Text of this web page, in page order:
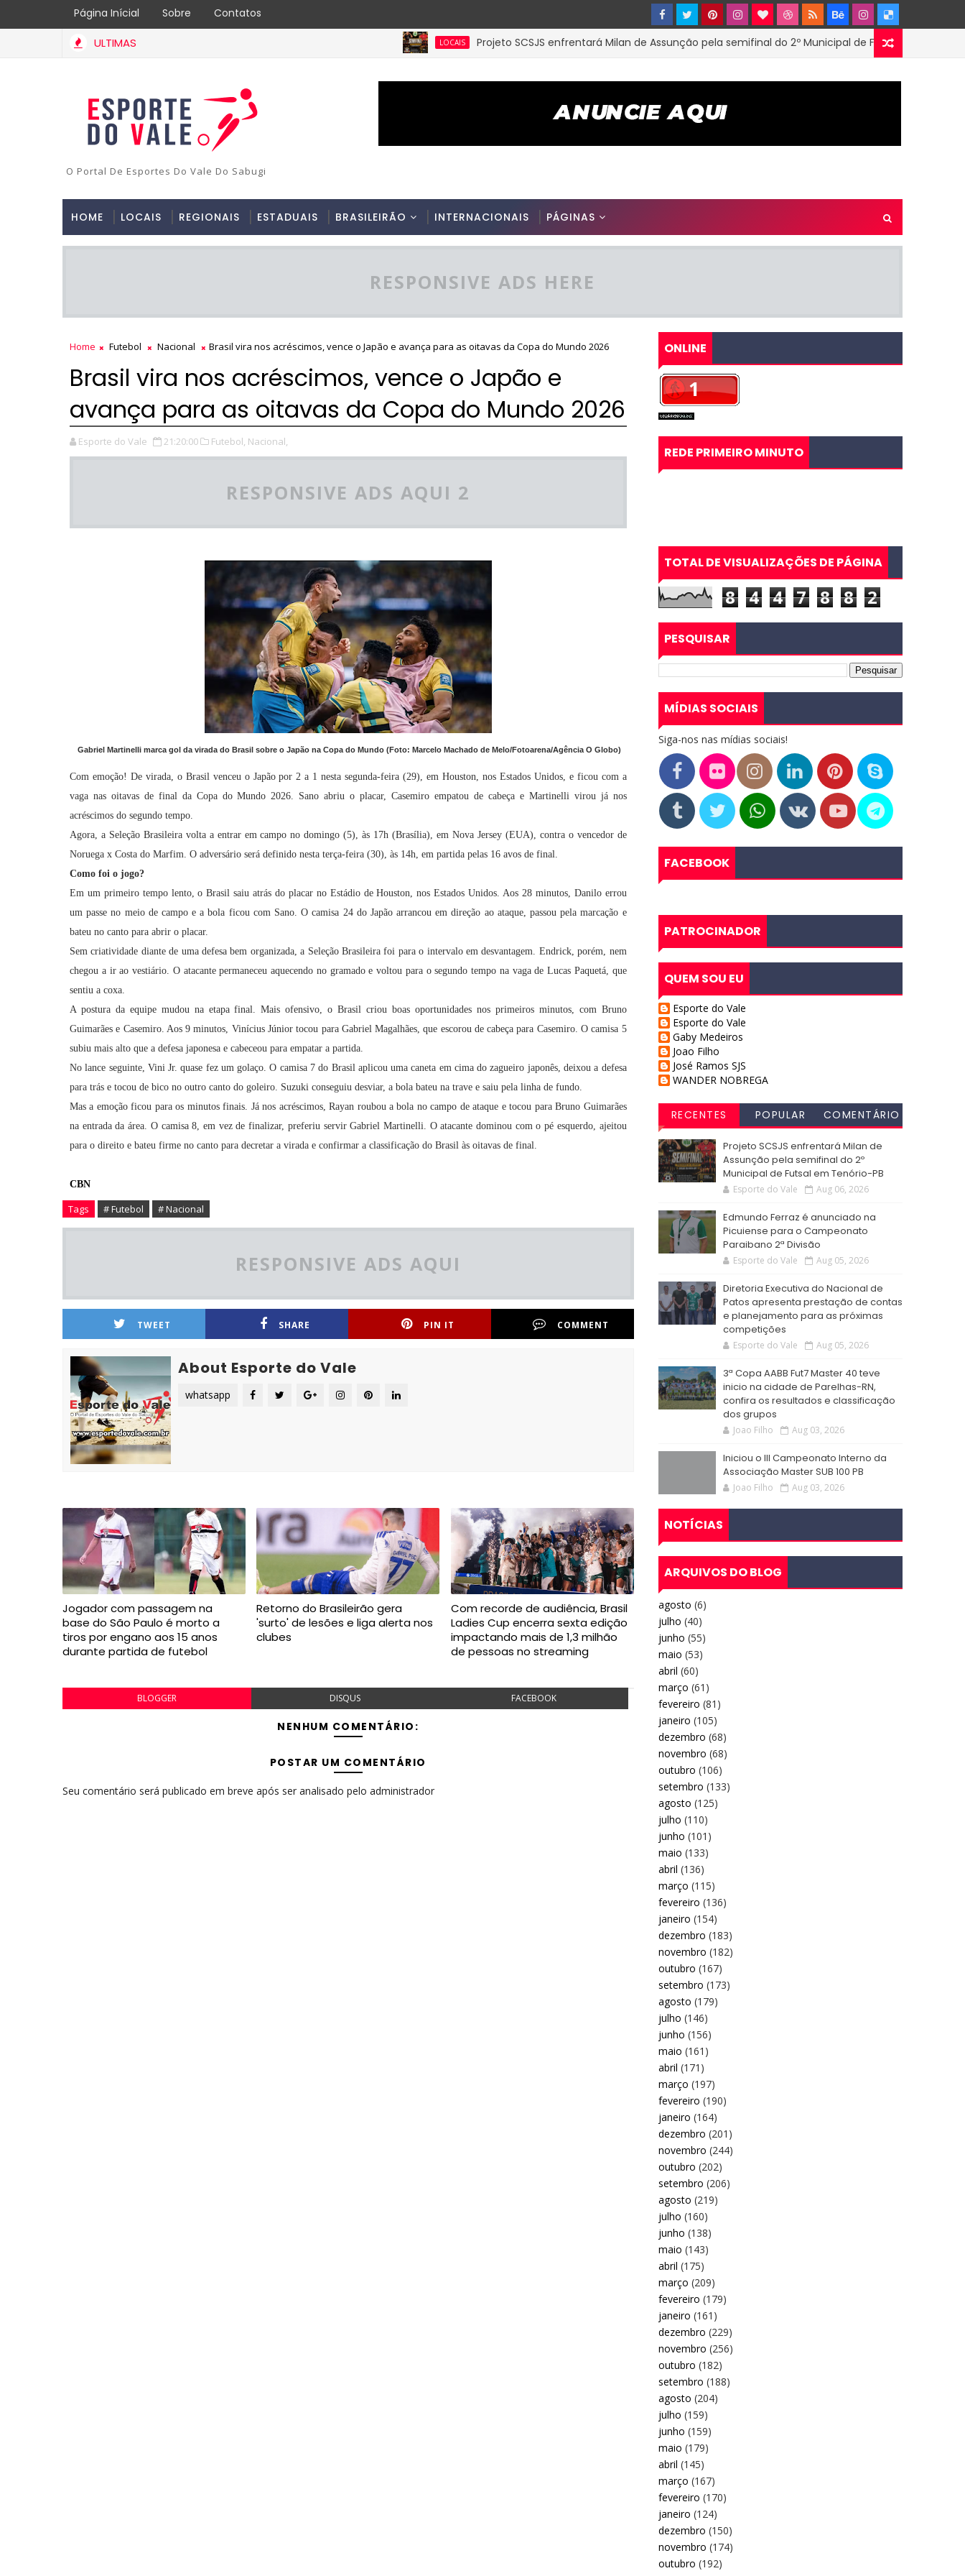
Página Inícial Sobre Contatos
ULTIMAS LOCAIS Projeto SCSJS enfrentará Milan de Assunção pela semifinal do 2º Municipal de Futsal em Tenório-PB
O Portal De Esportes Do Vale Do Sabugi
HOME LOCAIS REGIONAIS ESTADUAIS BRASILEIRÃO INTERNACIONAIS PÁGINAS
RESPONSIVE ADS HERE
Home Futebol Nacional Brasil vira nos acréscimos, vence o Japão e avança para as oitavas da Copa do Mundo 2026
Brasil vira nos acréscimos, vence o Japão e
avança para as oitavas da Copa do Mundo 2026
Esporte do Vale 21:20:00 Futebol, Nacional,
RESPONSIVE ADS AQUI 2
Gabriel Martinelli marca gol da virada do Brasil sobre o Japão na Copa do Mundo (Foto: Marcelo Machado de Melo/Fotoarena/Agência O Globo)
Com emoção! De virada, o Brasil venceu o Japão por 2 a 1 nesta segunda-feira (29), em Houston, nos Estados Unidos, e ficou com a
vaga nas oitavas de final da Copa do Mundo 2026. Sano abriu o placar, Casemiro empatou de cabeça e Martinelli virou já nos
acréscimos do segundo tempo.
Agora, a Seleção Brasileira volta a entrar em campo no domingo (5), às 17h (Brasília), em Nova Jersey (EUA), contra o vencedor de
Noruega x Costa do Marfim. O adversário será definido nesta terça-feira (30), às 14h, em partida pelas 16 avos de final.
Como foi o jogo?
Em um primeiro tempo lento, o Brasil saiu atrás do placar no Estádio de Houston, nos Estados Unidos. Aos 28 minutos, Danilo errou
um passe no meio de campo e a bola ficou com Sano. O camisa 24 do Japão arrancou em direção ao ataque, passou pela marcação e
bateu no canto para abrir o placar.
Sem criatividade diante de uma defesa bem organizada, a Seleção Brasileira foi para o intervalo em desvantagem. Endrick, porém, nem
chegou a ir ao vestiário. O atacante permaneceu aquecendo no gramado e voltou para o segundo tempo na vaga de Lucas Paquetá, que
sentiu a coxa.
A postura da equipe mudou na etapa final. Mais ofensivo, o Brasil criou boas oportunidades nos primeiros minutos, com Bruno
Guimarães e Casemiro. Aos 9 minutos, Vinícius Júnior tocou para Gabriel Magalhães, que escorou de cabeça para Casemiro. O camisa 5
subiu mais alto que a defesa japonesa e cabeceou para empatar a partida.
No lance seguinte, Vini Jr. quase fez um golaço. O camisa 7 do Brasil aplicou uma caneta em cima do zagueiro japonês, deixou a defesa
para trás e tocou de bico no outro canto do goleiro. Suzuki conseguiu desviar, a bola bateu na trave e saiu pela linha de fundo.
Mas a emoção ficou para os minutos finais. Já nos acréscimos, Rayan roubou a bola no campo de ataque e tocou para Bruno Guimarães
na entrada da área. O camisa 8, em vez de finalizar, preferiu servir Gabriel Martinelli. O atacante dominou com o pé esquerdo, ajeitou
para o direito e bateu firme no canto para decretar a virada e confirmar a classificação do Brasil às oitavas de final.
CBN
Tags # Futebol # Nacional
RESPONSIVE ADS AQUI
TWEET SHARE PIN IT COMMENT
About Esporte do Vale
whatsapp
Jogador com passagem na
base do São Paulo é morto a
tiros por engano aos 15 anos
durante partida de futebol
Retorno do Brasileirão gera
'surto' de lesões e liga alerta nos
clubes
Com recorde de audiência, Brasil
Ladies Cup encerra sexta edição
impactando mais de 1,3 milhão
de pessoas no streaming
BLOGGER DISQUS FACEBOOK
NENHUM COMENTÁRIO:
POSTAR UM COMENTÁRIO
Seu comentário será publicado em breve após ser analisado pelo administrador
ONLINE
REDE PRIMEIRO MINUTO
TOTAL DE VISUALIZAÇÕES DE PÁGINA
8 4 4 7 8 8 2
PESQUISAR
MÍDIAS SOCIAIS
Siga-nos nas mídias sociais!
FACEBOOK
PATROCINADOR
QUEM SOU EU
Esporte do Vale
Esporte do Vale
Gaby Medeiros
Joao Filho
José Ramos SJS
WANDER NOBREGA
RECENTES POPULAR
COMENTÁRIO
Projeto SCSJS enfrentará Milan de
Assunção pela semifinal do 2º
Municipal de Futsal em Tenório-PB
Esporte do Vale Aug 06, 2026
Edmundo Ferraz é anunciado na
Picuiense para o Campeonato
Paraibano 2ª Divisão
Esporte do Vale Aug 05, 2026
Diretoria Executiva do Nacional de
Patos apresenta prestação de contas
e planejamento para as próximas
competições
Esporte do Vale Aug 05, 2026
3ª Copa AABB Fut7 Master 40 teve
inicio na cidade de Parelhas-RN,
confira os resultados e classificação
dos grupos
Joao Filho Aug 03, 2026
Iniciou o III Campeonato Interno da
Associação Master SUB 100 PB
Joao Filho Aug 03, 2026
NOTÍCIAS
ARQUIVOS DO BLOG
agosto (6)
julho (40)
junho (55)
maio (53)
abril (60)
março (61)
fevereiro (81)
janeiro (105)
dezembro (68)
novembro (68)
outubro (106)
setembro (133)
agosto (125)
julho (110)
junho (101)
maio (133)
abril (136)
março (115)
fevereiro (136)
janeiro (154)
dezembro (183)
novembro (182)
outubro (167)
setembro (173)
agosto (179)
julho (146)
junho (156)
maio (161)
abril (171)
março (197)
fevereiro (190)
janeiro (164)
dezembro (201)
novembro (244)
outubro (202)
setembro (206)
agosto (219)
julho (160)
junho (138)
maio (143)
abril (175)
março (209)
fevereiro (179)
janeiro (161)
dezembro (229)
novembro (256)
outubro (182)
setembro (188)
agosto (204)
julho (159)
junho (159)
maio (179)
abril (145)
março (167)
fevereiro (170)
janeiro (124)
dezembro (150)
novembro (174)
outubro (192)